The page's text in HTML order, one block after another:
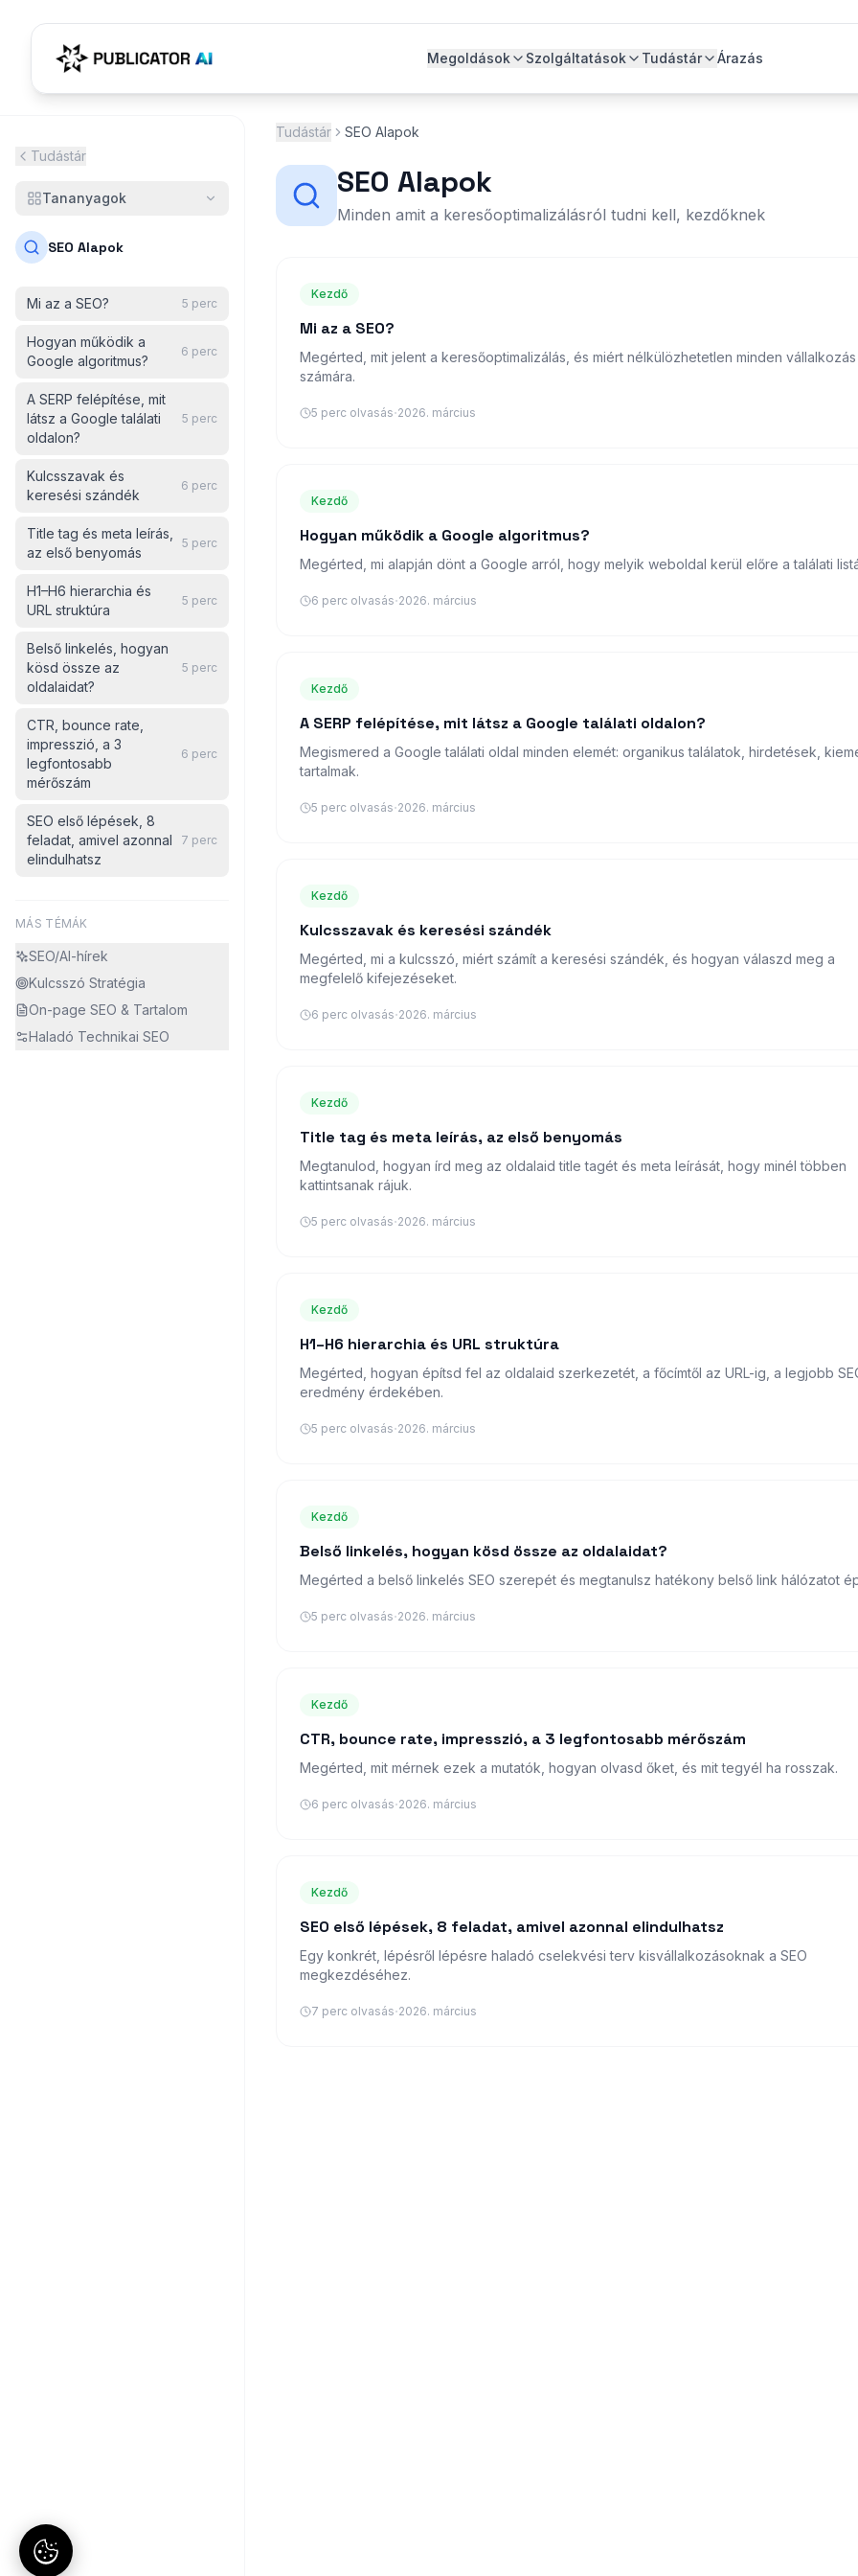
Megoldások Szolgáltatások Tudástár Árazás
Tudástár
Tananyagok
SEO Alapok
Mi az a SEO? 5 perc
Hogyan működik a
Google algoritmus?
6 perc
A SERP felépítése, mit
látsz a Google találati
oldalon?
5 perc
Kulcsszavak és
keresési szándék
6 perc
Title tag és meta leírás,
az első benyomás
5 perc
H1–H6 hierarchia és
URL struktúra
5 perc
Belső linkelés, hogyan
kösd össze az
oldalaidat?
5 perc
CTR, bounce rate,
impresszió, a 3
legfontosabb
mérőszám
6 perc
SEO első lépések, 8
feladat, amivel azonnal
elindulhatsz
7 perc
MÁS TÉMÁK
SEO/AI-hírek
Kulcsszó Stratégia
On-page SEO & Tartalom
Haladó Technikai SEO
Tudástár SEO Alapok
SEO Alapok
Minden amit a keresőoptimalizálásról tudni kell, kezdőknek
Kezdő
Mi az a SEO?
Megérted, mit jelent a keresőoptimalizálás, és miért nélkülözhetetlen minden vállalkozás
számára.
5 perc olvasás·2026. március
Kezdő
Hogyan működik a Google algoritmus?
Megérted, mi alapján dönt a Google arról, hogy melyik weboldal kerül előre a találati
6 perc olvasás·2026. március
Kezdő
A SERP felépítése, mit látsz a Google találati oldalon?
Megismered a Google találati oldal minden elemét: organikus találatok, hirdetések,
tartalmak.
5 perc olvasás·2026. március
Kezdő
Kulcsszavak és keresési szándék
Megérted, mi a kulcsszó, miért számít a keresési szándék, és hogyan válaszd meg a
megfelelő kifejezéseket.
6 perc olvasás·2026. március
Kezdő
Title tag és meta leírás, az első benyomás
Megtanulod, hogyan írd meg az oldalaid title tagét és meta leírását, hogy minél többen
kattintsanak rájuk.
5 perc olvasás·2026. március
Kezdő
H1–H6 hierarchia és URL struktúra
Megérted, hogyan építsd fel az oldalaid szerkezetét, a főcímtől az URL-ig, a legjobb
eredmény érdekében.
5 perc olvasás·2026. március
Kezdő
Belső linkelés, hogyan kösd össze az oldalaidat?
Megérted a belső linkelés SEO szerepét és megtanulsz hatékony belső link hálózatot
5 perc olvasás·2026. március
Kezdő
CTR, bounce rate, impresszió, a 3 legfontosabb mérőszám
Megérted, mit mérnek ezek a mutatók, hogyan olvasd őket, és mit tegyél ha rosszak.
6 perc olvasás·2026. március
Kezdő
SEO első lépések, 8 feladat, amivel azonnal elindulhatsz
Egy konkrét, lépésről lépésre haladó cselekvési terv kisvállalkozásoknak a SEO
megkezdéséhez.
7 perc olvasás·2026. március